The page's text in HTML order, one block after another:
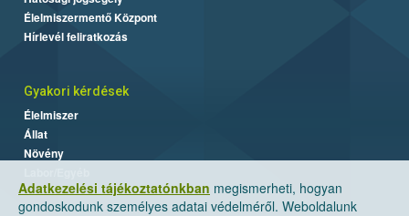
Adatkezelési tájékoztatónkban megismerheti, hogyan
gondoskodunk személyes adatai védelméről. Weboldalunk
Élelmiszermentő Központ
Hírlevél feliratkozás
Gyakori kérdések
Élelmiszer
Állat
Növény